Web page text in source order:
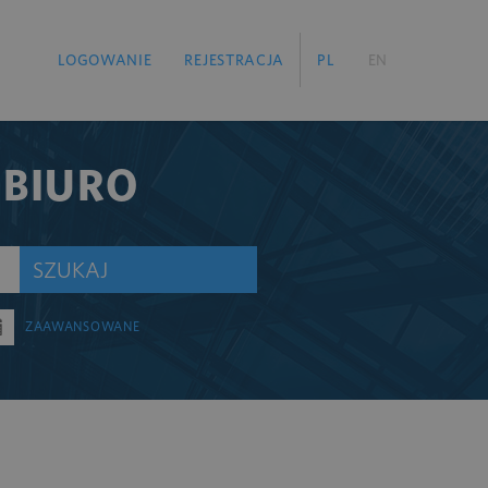
PL EN
LOGOWANIE REJESTRACJA
SZUKAJ
ZAAWANSOWANE